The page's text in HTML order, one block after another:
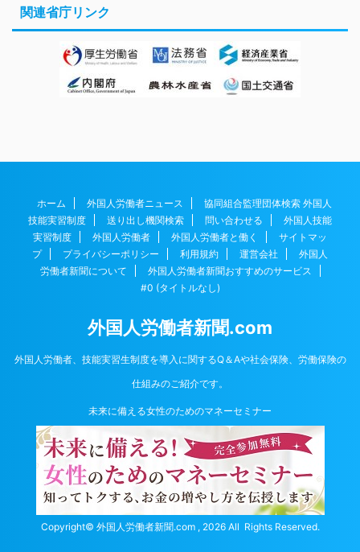
関連省庁リンク
ホーム 外国人労働者ニュース
協同組合監理団体検索 外国人
技能実習制度
送り出し機関検索 問い合わせる
外国人技能
実習制度
外国人労働者 外国人労働者と働く
サイトマッ
プ
プライバシーポリシー 利用規約 運営会社
外国人
労働者新聞について
外国人労働者新聞おすすめのサービス
#0 (タイトルなし)
外国人労働者新聞.com
外国人労働者、技能実習生制度を導入に関するQ＆Aや社会保険、労働保険の
仕組みのご紹介です。
未来に備える女性のためのマネーセミナー
Copyright© 外国人労働者新聞.com , 2026 All Rights Reserved.